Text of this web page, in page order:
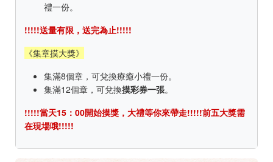
禮一份。
!!!!!送量有限，送完為止!!!!!
《集章摸大獎》
集滿8個章，可兌換療癒小禮一份。
集滿12個章，可兌換摸彩券一張。
!!!!!當天15：00開始摸獎，大禮等你來帶走!!!!!前五大獎需
在現場哦!!!!!